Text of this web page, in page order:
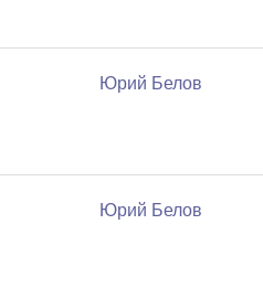
Юрий Белов
Юрий Белов